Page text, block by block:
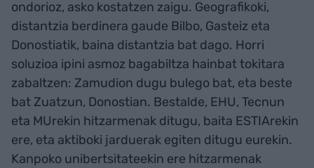
ondorioz, asko kostatzen zaigu. Geografikoki,
distantzia berdinera gaude Bilbo, Gasteiz eta
Donostiatik, baina distantzia bat dago. Horri
soluzioa ipini asmoz bagabiltza hainbat tokitara
zabaltzen: Zamudion dugu bulego bat, eta beste
bat Zuatzun, Donostian. Bestalde, EHU, Tecnun
eta MUrekin hitzarmenak ditugu, baita ESTIArekin
ere, eta aktiboki jarduerak egiten ditugu eurekin.
Kanpoko unibertsitateekin ere hitzarmenak